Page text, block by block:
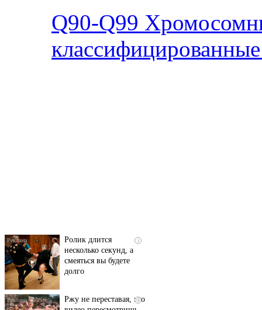
Q90-Q99
i
Ролик длится
несколько секунд, а
смеяться вы будете
долго
i
Ржу не переставая, это